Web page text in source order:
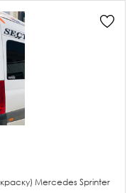
Merсedes Sprinter